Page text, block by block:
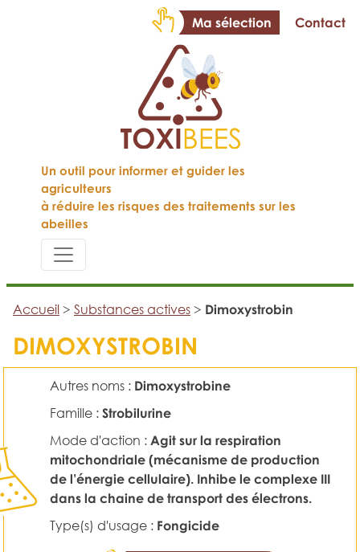
Ma sélection Contact
Un outil pour informer et guider les
agriculteurs
à réduire les risques des traitements sur les
abeilles
Accueil > Substances actives > Dimoxystrobin
DIMOXYSTROBIN
Autres noms : Dimoxystrobine
Famille : Strobilurine
Mode d'action : Agit sur la respiration
mitochondriale (mécanisme de production
de l’énergie cellulaire). Inhibe le complexe III
dans la chaine de transport des électrons.
Type(s) d'usage : Fongicide